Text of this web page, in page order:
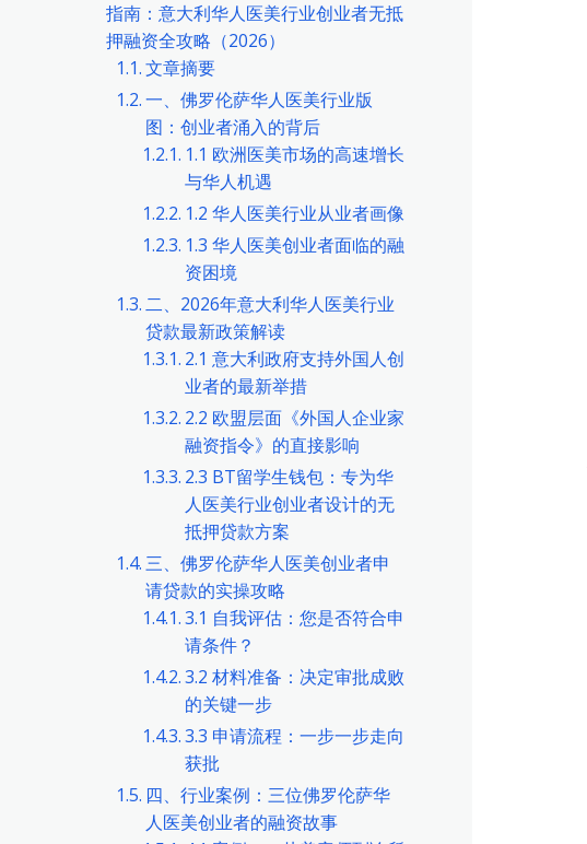
指南：意大利华人医美行业创业者无抵
押融资全攻略（2026）
文章摘要
一、佛罗伦萨华人医美行业版
图：创业者涌入的背后
1.1 欧洲医美市场的高速增长
与华人机遇
1.2 华人医美行业从业者画像
1.3 华人医美创业者面临的融
资困境
二、2026年意大利华人医美行业
贷款最新政策解读
2.1 意大利政府支持外国人创
业者的最新举措
2.2 欧盟层面《外国人企业家
融资指令》的直接影响
2.3 BT留学生钱包：专为华
人医美行业创业者设计的无
抵押贷款方案
三、佛罗伦萨华人医美创业者申
请贷款的实操攻略
3.1 自我评估：您是否符合申
请条件？
3.2 材料准备：决定审批成败
的关键一步
3.3 申请流程：一步一步走向
获批
四、行业案例：三位佛罗伦萨华
人医美创业者的融资故事